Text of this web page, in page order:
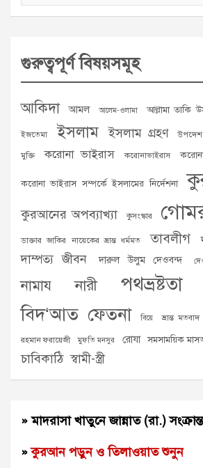
গুরুত্বপূর্ণ বিষয়সমূহ
আকিদা আমল আলেম-ওলামা আল্লামা তাকি
ইজতেমা ইসলাম ইসলাম গ্রহণ উপদেশ
মুক্তি করোনা ভাইরাস করোনাভাইরাস
করোনা ভাইরাস সম্পর্কে ইসলামের নির্দেশনা
কুরআনের অপব্যাখ্যা কুসংস্কার
ডাক্তার জাকির নায়েকের ভ্রান্ত ধর্মমত তাবলীগ
দাম্পত্য জীবন দারুল উলুম দেওবন্দ
নামায নারী পথভ্রষ্টতা
বিদ‘আত ফেতনা বিয়ে ভ্রান্ত মতবাদ
রহমান ফরায়েজী মুফতি মনসুর রোযা সমসাময়িক
চাবিকাঠি স্বামী-স্ত্রী
» মাদরাসা খাতুনে জান্নাত (রা.)
» কুরআন পড়ুন ও তিলাওয়াত শুনুন